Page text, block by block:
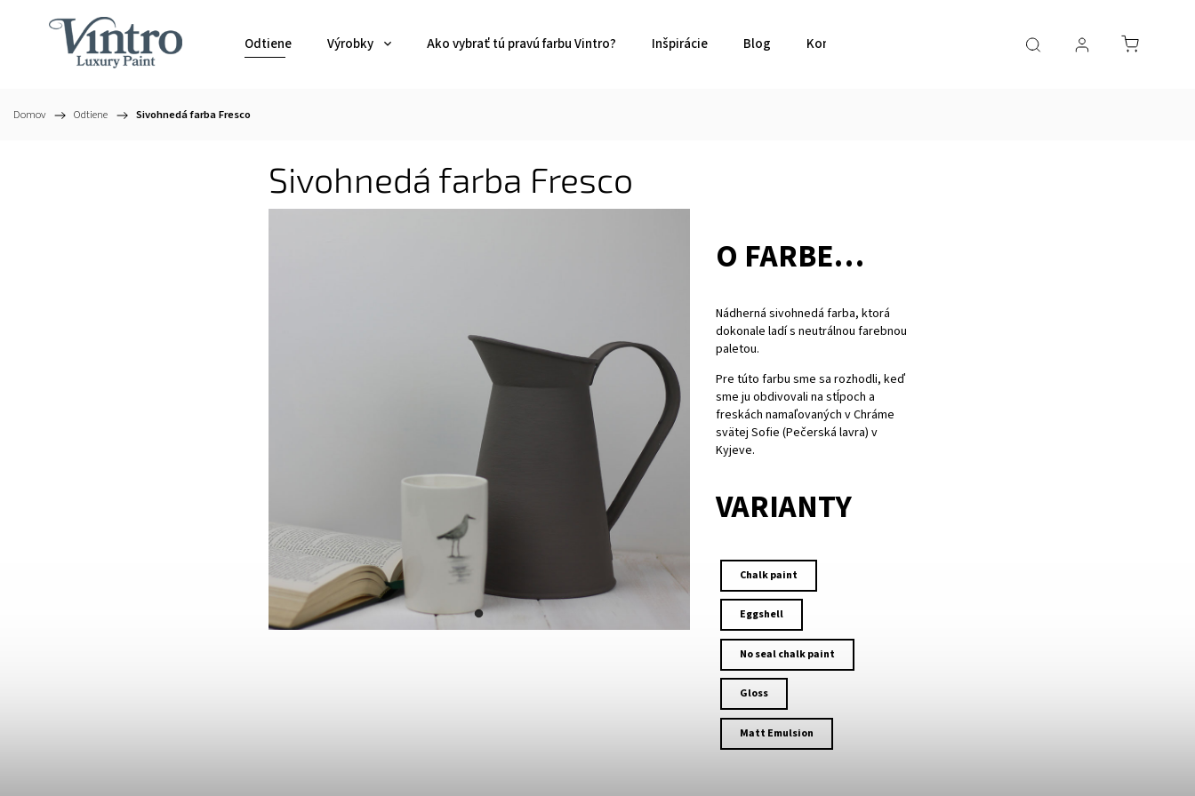
Odtiene Výrobky Ako vybrať tú pravú farbu Vintro? Inšpirácie Blog Kontakt
Domov / Odtiene / Sivohnedá farba Fresco
Sivohnedá farba Fresco
O FARBE…
Nádherná sivohnedá farba, ktorá
dokonale ladí s neutrálnou farebnou
paletou.
Pre túto farbu sme sa rozhodli, keď
sme ju obdivovali na stĺpoch a
freskách namaľovaných v Chráme
svätej Sofie (Pečerská lavra) v
Kyjeve.
VARIANTY
Chalk paint
Eggshell
No seal chalk paint
Gloss
Matt Emulsion